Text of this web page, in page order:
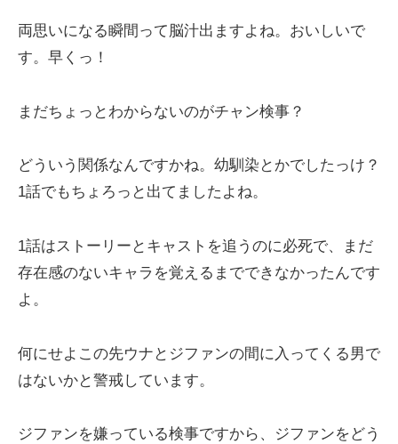
両思いになる瞬間って脳汁出ますよね。おいしいで
す。早くっ！
まだちょっとわからないのがチャン検事？
どういう関係なんですかね。幼馴染とかでしたっけ？
1話でもちょろっと出てましたよね。
1話はストーリーとキャストを追うのに必死で、まだ
存在感のないキャラを覚えるまでできなかったんです
よ。
何にせよこの先ウナとジファンの間に入ってくる男で
はないかと警戒しています。
ジファンを嫌っている検事ですから、ジファンをどう